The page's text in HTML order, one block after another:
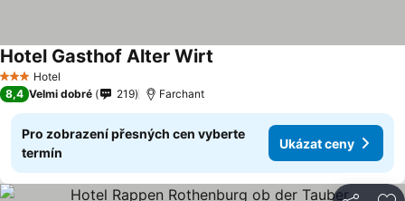
3 Počet hvězdiček
Hotel
Hotel Gasthof Alter Wirt
8,4 Velmi dobré 219 Farchant
Pro zobrazení přesných cen vyberte
termín
Ukázat ceny